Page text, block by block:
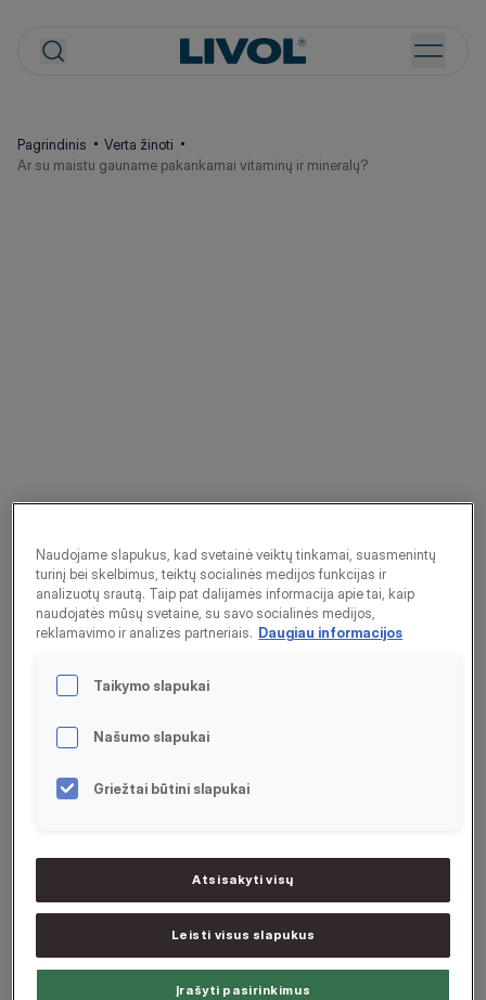
Pagrindinis
Verta žinoti
Ar su maistu gauname pakankamai vitaminų ir mineralų?
Ar su maistu gauname
pakankamai vitaminų ir
mineralų?
Paradoksas – apie sveiką mitybą kalbama daug ir išsamiai,
tačiau mūsų mitybos įpročiai vis tiek blogėja. Lietuvos
mitybos specialistų atlikti naujausi tyrimai
daugumos mūsų šalies gyventojų mityba yra nepilnavertė,
ląstelienos, vaisių ir daržovių, per daug cukraus ir sočiųjų
JAV atsitiktinės atrankos būdu atliktas masinis tyrimas
atskleidžia šokiruojančius faktus. Nustatyta, kad žmonės su
Naudojame slapukus, kad svetainė veiktų tinkamai, suasmenintų
turinį bei skelbimus, teiktų socialinės medijos funkcijas ir
analizuotų srautą. Taip pat dalijamės informacija apie tai, kaip
naudojatės mūsų svetaine, su savo socialinės medijos,
reklamavimo ir analizės partneriais. Daugiau informacijos
Taikymo slapukai
Našumo slapukai
Griežtai būtini slapukai
Atsisakyti visų
Leisti visus slapukus
Įrašyti pasirinkimus